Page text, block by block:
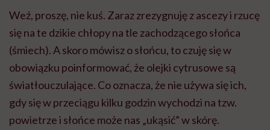
Weź, proszę, nie kuś. Zaraz zrezygnuję z ascezy i rzucę
się na te dzikie chłopy na tle zachodzącego słońca
(śmiech). A skoro mówisz o słońcu, to czuję się w
obowiązku poinformować, że olejki cytrusowe są
światłouczulające. Co oznacza, że nie używa się ich,
gdy się w przeciągu kilku godzin wychodzi na tzw.
powietrze i słońce może nas „ukąsić” w skórę.